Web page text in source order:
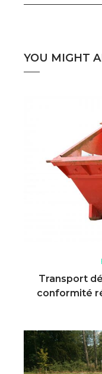
YOU MIGHT
Transport
conformité